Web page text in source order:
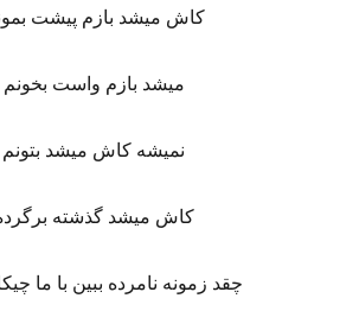
کاش میشد بازم پیشت
میشد بازم واست بخونم
نمیشه کاش میشد بتونم
کاش میشد گذشته
چقد زمونه نامرده ببین با ما